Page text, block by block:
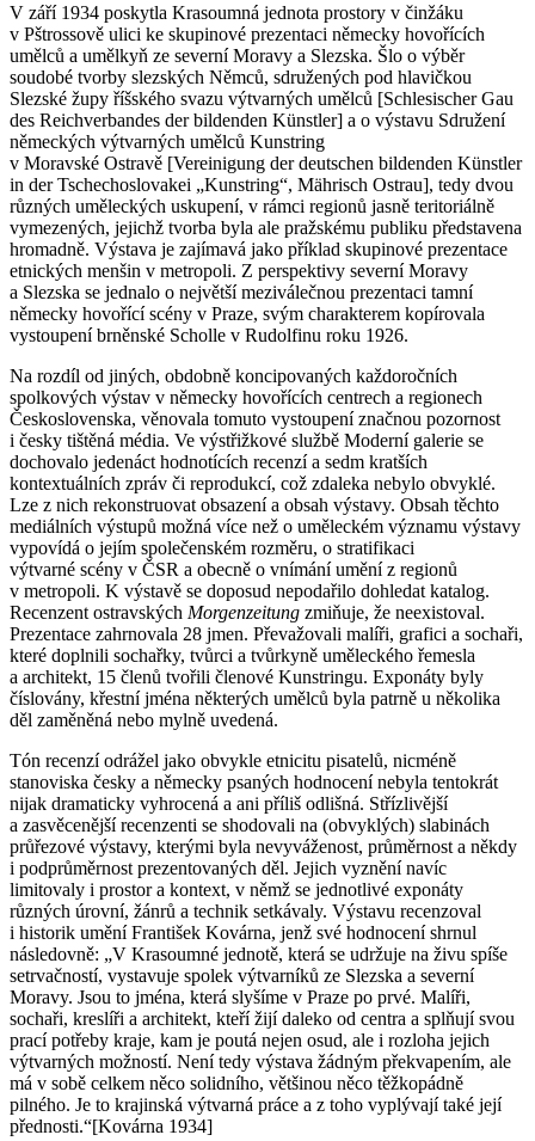
V září 1934 poskytla Krasoumná jednota prostory v činžáku
v Pštrossově ulici ke skupinové prezentaci německy hovořících
umělců a umělkyň ze severní Moravy a Slezska. Šlo o výběr
soudobé tvorby slezských Němců, sdružených pod hlavičkou
Slezské župy říšského svazu výtvarných umělců [Schlesischer Gau
des Reichverbandes der bildenden Künstler] a o výstavu Sdružení
německých výtvarných umělců Kunstring
v Moravské Ostravě [Vereinigung der deutschen bildenden Künstler
in der Tschechoslovakei „Kunstring“, Mährisch Ostrau], tedy dvou
různých uměleckých uskupení, v rámci regionů jasně teritoriálně
vymezených, jejichž tvorba byla ale pražskému publiku představena
hromadně. Výstava je zajímavá jako příklad skupinové prezentace
etnických menšin v metropoli. Z perspektivy severní Moravy
a Slezska se jednalo o největší meziválečnou prezentaci tamní
německy hovořící scény v Praze, svým charakterem kopírovala
vystoupení brněnské Scholle v Rudolfinu roku 1926.
Na rozdíl od jiných, obdobně koncipovaných každoročních
spolkových výstav v německy hovořících centrech a regionech
Československa, věnovala tomuto vystoupení značnou pozornost
i česky tištěná média. Ve výstřižkové službě Moderní galerie se
dochovalo jedenáct hodnotících recenzí a sedm kratších
kontextuálních zpráv či reprodukcí, což zdaleka nebylo obvyklé.
Lze z nich rekonstruovat obsazení a obsah výstavy. Obsah těchto
mediálních výstupů možná více než o uměleckém významu výstavy
vypovídá o jejím společenském rozměru, o stratifikaci
výtvarné scény v ČSR a obecně o vnímání umění z regionů
v metropoli. K výstavě se doposud nepodařilo dohledat katalog.
Recenzent ostravských Morgenzeitung zmiňuje, že neexistoval.
Prezentace zahrnovala 28 jmen. Převažovali malíři, grafici a sochaři,
které doplnili sochařky, tvůrci a tvůrkyně uměleckého řemesla
a architekt, 15 členů tvořili členové Kunstringu. Exponáty byly
číslovány, křestní jména některých umělců byla patrně u několika
děl zaměněná nebo mylně uvedená.
Tón recenzí odrážel jako obvykle etnicitu pisatelů, nicméně
stanoviska česky a německy psaných hodnocení nebyla tentokrát
nijak dramaticky vyhrocená a ani příliš odlišná. Střízlivější
a zasvěcenější recenzenti se shodovali na (obvyklých) slabinách
průřezové výstavy, kterými byla nevyváženost, průměrnost a někdy
i podprůměrnost prezentovaných děl. Jejich vyznění navíc
limitovaly i prostor a kontext, v němž se jednotlivé exponáty
různých úrovní, žánrů a technik setkávaly. Výstavu recenzoval
i historik umění František Kovárna, jenž své hodnocení shrnul
následovně: „V Krasoumné jednotě, která se udržuje na živu spíše
setrvačností, vystavuje spolek výtvarníků ze Slezska a severní
Moravy. Jsou to jména, která slyšíme v Praze po prvé. Malíři,
sochaři, kreslíři a architekt, kteří žijí daleko od centra a splňují svou
prací potřeby kraje, kam je poutá nejen osud, ale i rozloha jejich
výtvarných možností. Není tedy výstava žádným překvapením, ale
má v sobě celkem něco solidního, většinou něco těžkopádně
pilného. Je to krajinská výtvarná práce a z toho vyplývají také její
přednosti.“[Kovárna 1934]